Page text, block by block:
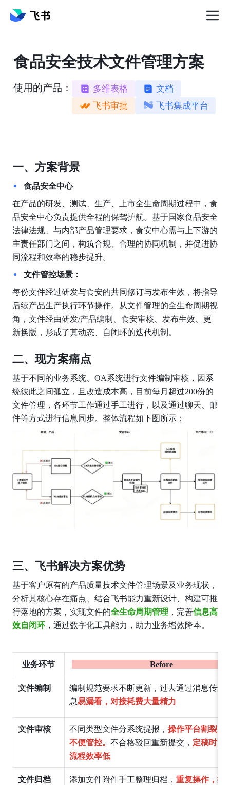
食品安全技术文件管理方案
使用的产品： 多维表格
文档
飞书审批
飞书集成平台
一、方案背景
食品安全中心
在产品的研发、测试、生产、上市全生命周期过程中，食
品安全中心负责提供全程的保驾护航。基于国家食品安全
法律法规、与内部产品管理要求，食安中心需与上下游的
主责任部门之间，构筑合规、合理的协同机制，并促进协
同流程和效率的稳步提升。
文件管控场景：
每份文件经过研发与食安的共同修订与发布生效，将指导
后续产品生产执行环节操作。从文件管理的全生命周期视
角，文件经由研发/产品编制、食安审核、发布生效、更
新换版，形成了其动态、自闭环的迭代机制。
二、现方案痛点
基于不同的业务系统、OA系统进行文件编制审核，因系
统彼此之间孤立，且改造成本高，目前每月超过200份的
文件管理，各环节工作通过手工进行，以及通过聊天、邮
件等方式进行信息同步。整体流程如下图所示：
三、飞书解决方案优势
基于客户原有的产品质量技术文件管理场景及业务现状，
分析其核心存在痛点、结合飞书能力重新设计、构建可推
行落地的方案，实现文件的全生命周期管理 ，完善信息高
效自闭环，通过数字化工具能力，助力业务增效降本。
业务环节
文件编制
编制规范要求不断更新，过去通过消息传递
息易漏看，对接耗费大量精力
文件审核 不同类型文件分系统提报， 操作平台割裂，
不便管控。 不合格驳回重新提交， 定稿时间
流程效率低
文件归档 添加文件附件手工整理归档， 重复操作，拉